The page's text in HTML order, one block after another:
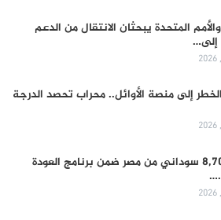
المتحدة يبحثان الانتقال من الدعم
إلى…
إلى منصة الأوائل.. محراب تحصد الدرجة
تفويج 8,700 سوداني من مصر ضمن برنامج العودة